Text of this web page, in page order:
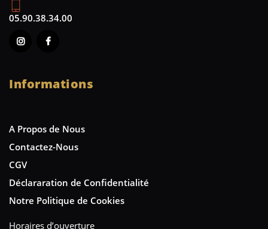
05.90.38.34.00
Informations
A Propos de Nous
Contactez-Nous
CGV
Déclararation de Confidentialité
Notre Politique de Cookies
Horaires d’ouverture